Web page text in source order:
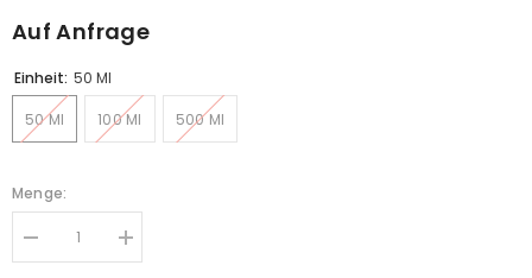
Auf Anfrage
Einheit: 50 Ml
50 Ml 100 Ml 500 Ml
Menge:
verringern
Menge
erhöhen